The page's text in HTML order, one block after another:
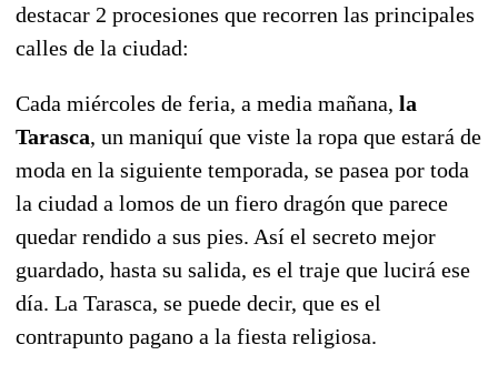
destacar 2 procesiones que recorren las principales
calles de la ciudad:
Cada miércoles de feria, a media mañana, la
Tarasca, un maniquí que viste la ropa que estará de
moda en la siguiente temporada, se pasea por toda
la ciudad a lomos de un fiero dragón que parece
quedar rendido a sus pies. Así el secreto mejor
guardado, hasta su salida, es el traje que lucirá ese
día. La Tarasca, se puede decir, que es el
contrapunto pagano a la fiesta religiosa.